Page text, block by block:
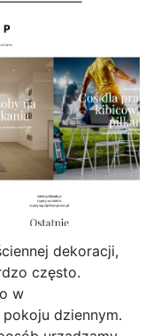
dekoracji,
często.
w
dziennym.